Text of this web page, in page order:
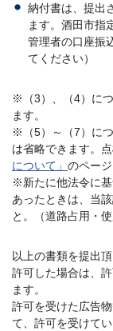
納付書は、提出
ます。酒田市指
管理者の口座振
てください）
※（3）、（4）に
ます。
※（5）～（7）に
は省略できます。
について」 のページ
※新たに他法令に
あったときは、当
と。（道路占用・
以上の書類を提出
許可した場合は、
ます。
許可を受けた広告
て、許可を受けて